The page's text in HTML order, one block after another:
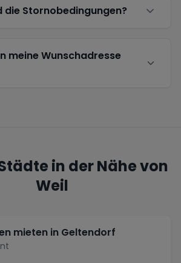
die Stornobedingungen?
meine Wunschadresse
in der Nähe von
Weil
mieten in Geltendorf